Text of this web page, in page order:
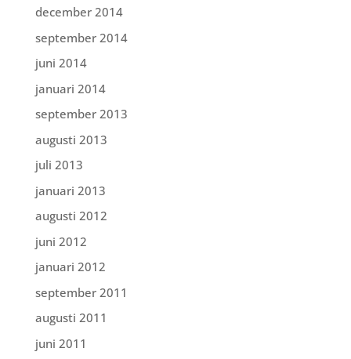
december 2014
september 2014
juni 2014
januari 2014
september 2013
augusti 2013
juli 2013
januari 2013
augusti 2012
juni 2012
januari 2012
september 2011
augusti 2011
juni 2011